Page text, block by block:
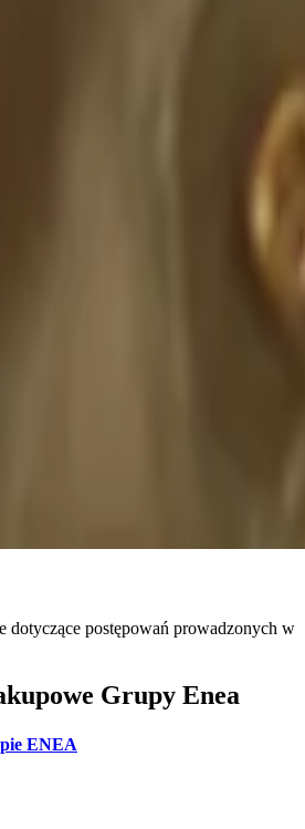
dotyczące postępowań prowadzonych w
Grupy Enea
ENEA